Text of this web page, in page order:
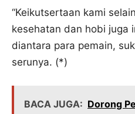
“Keikutsertaan kami
kesehatan dan hobi juga
diantara para pemain,
serunya. (*)
BACA JUGA: Dorong